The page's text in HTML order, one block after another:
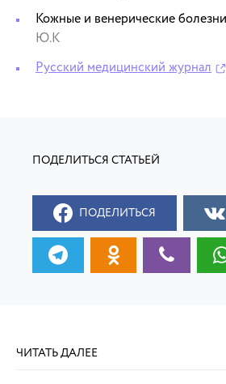
Кожные и венерические
Ю.К
Русский медицинский журнал
ПОДЕЛИТЬСЯ
ЧИТАТЬ ДАЛЕЕ